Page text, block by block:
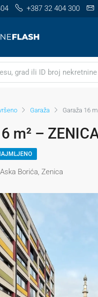
+387 32 404 300
Garaža Garaža 16
m² –
Borića, Zenica